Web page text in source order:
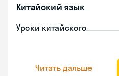
Китайский язык
Уроки китайского
Читать дальше